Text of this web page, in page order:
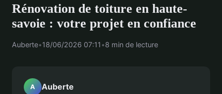
Rénovation de toiture en haute-
savoie : votre projet en confiance
Auberte•18/06/2026 07:11 •8 min de lecture
A Auberte